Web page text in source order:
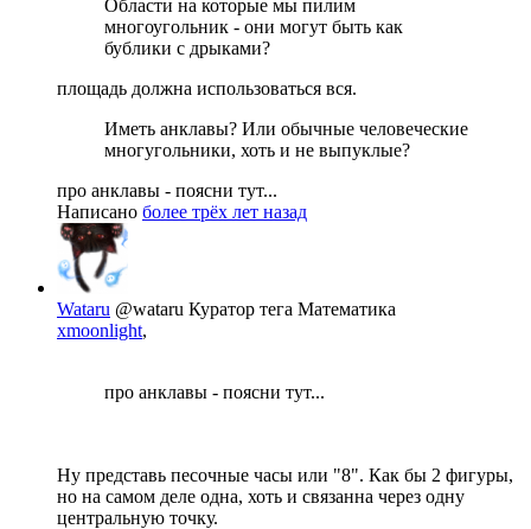
Области на которые мы пилим
многоугольник - они могут быть как
бублики с дрыками?
площадь должна использоваться вся.
Иметь анклавы? Или обычные человеческие
многугольники, хоть и не выпуклые?
про анклавы - поясни тут...
Написано более трёх лет назад
Wataru @wataru Куратор тега Математика
xmoonlight,
про анклавы - поясни тут...
Ну представь песочные часы или "8". Как бы 2 фигуры,
но на самом деле одна, хоть и связанна через одну
центральную точку.